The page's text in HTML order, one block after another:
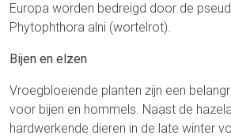
Europa worden bedreigd door de
Phytophthora alni (wortelrot).
Bijen en elzen
Vroegbloeiende planten zijn een
voor bijen en hommels. Naast de
hardwerkende dieren in de late winter